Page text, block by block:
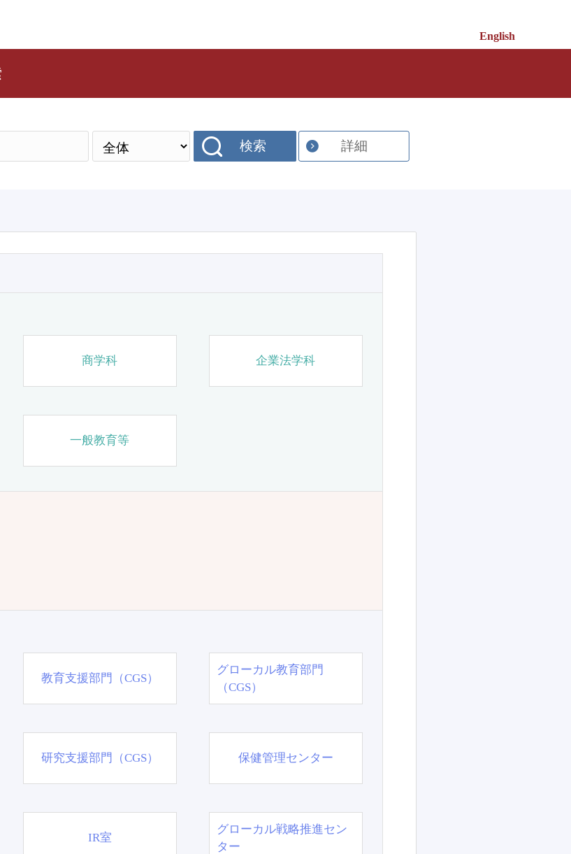
English
検索 詳細
商学科 企業法学科
一般教育等
教育支援部門（CGS）
グローカル教育部門
（CGS）
研究支援部門（CGS） 保健管理センター
IR室
グローカル戦略推進セン
ター